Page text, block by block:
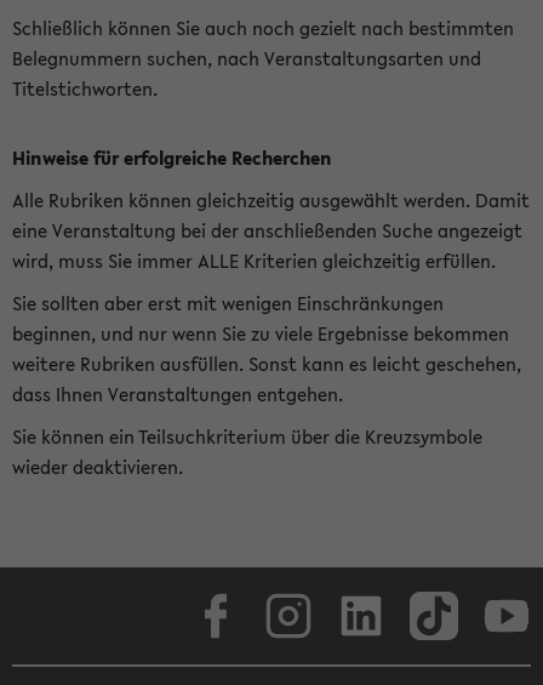
Schließlich können Sie auch noch gezielt nach bestimmten
Belegnummern suchen, nach Veranstaltungsarten und
Titelstichworten.
Hinweise für erfolgreiche Recherchen
Alle Rubriken können gleichzeitig ausgewählt werden. Damit
eine Veranstaltung bei der anschließenden Suche angezeigt
wird, muss Sie immer ALLE Kriterien gleichzeitig erfüllen.
Sie sollten aber erst mit wenigen Einschränkungen
beginnen, und nur wenn Sie zu viele Ergebnisse bekommen
weitere Rubriken ausfüllen. Sonst kann es leicht geschehen,
dass Ihnen Veranstaltungen entgehen.
Sie können ein Teilsuchkriterium über die Kreuzsymbole
wieder deaktivieren.